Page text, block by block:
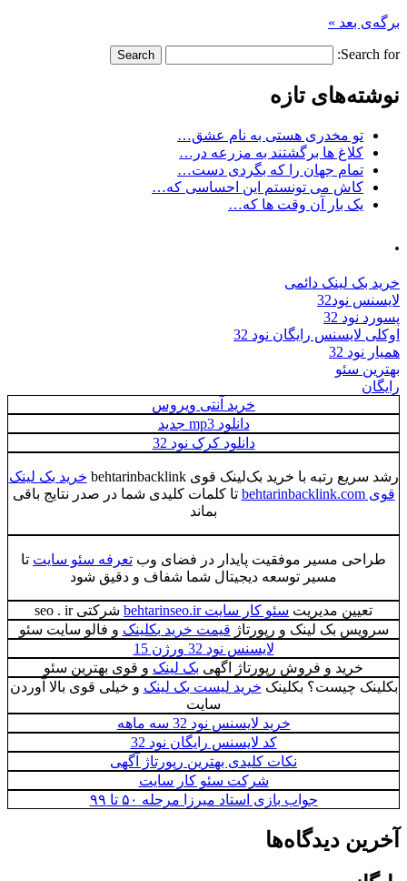
برگه‌ی بعد »
Search for:
نوشته‌های تازه
تو مخدری هستی به نام عشق…
کلاغ ها برگشتند به مزرعه در…
تمام جهان را که بگردی دست…
کاش می تونستم این احساسی که…
یک بار آن وقت ها که…
.
خرید بک لینک دائمی
لایسنس نود32
پسورد نود 32
اوکلی لایسنس رایگان نود 32
همیار نود 32
بهترین سئو
رایگان
خرید آنتی ویروس
دانلود mp3 جدید
دانلود کرک نود 32
رشد سریع رتبه با خرید بک‌لینک قوی behtarinbacklink
خرید بک لینک
قوی behtarinbacklink.com
تا کلمات کلیدی شما در صدر نتایج باقی
بماند
طراحی مسیر موفقیت پایدار در فضای وب تعرفه سئو سایت تا
مسیر توسعه دیجیتال شما شفاف و دقیق شود
تعیین مدیریت سئو کار سایت behtarinseo.ir
شرکتی seo . ir
سرویس بک لینک و رپورتاژ قیمت خرید بکلینک و فالو سایت سئو
لایسنس نود 32 ورژن 15
خرید و فروش رپورتاژ اگهی بک لینک و قوی بهترین سئو
بکلینک چیست؟ بکلینک خرید لیست بک لینک و خیلی قوی بالا آوردن
سایت
خرید لایسنس نود 32 سه ماهه
کد لایسنس رایگان نود 32
نکات کلیدی بهترین رپورتاژ آگهی
شرکت سئو کار سایت
جواب بازی استاد میرزا مرحله ۵۰ تا ۹۹
آخرین دیدگاه‌ها